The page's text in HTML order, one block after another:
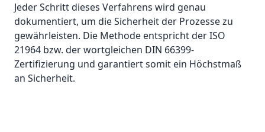
Jeder Schritt dieses Verfahrens wird genau
dokumentiert, um die Sicherheit der Prozesse zu
gewährleisten. Die Methode entspricht der ISO
21964 bzw. der wortgleichen DIN 66399-
Zertifizierung und garantiert somit ein Höchstmaß
an Sicherheit.